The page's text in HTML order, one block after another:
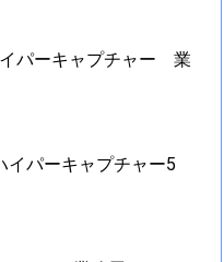
イパーキャプチャー 業
イパーキャプチャー5